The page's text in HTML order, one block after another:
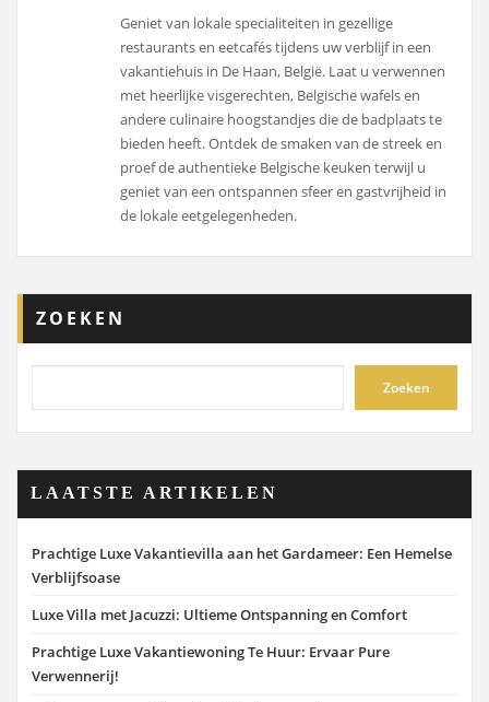
Geniet van lokale specialiteiten in gezellige
restaurants en eetcafés tijdens uw verblijf in een
vakantiehuis in De Haan, België. Laat u verwennen
met heerlijke visgerechten, Belgische wafels en
andere culinaire hoogstandjes die de badplaats te
bieden heeft. Ontdek de smaken van de streek en
proef de authentieke Belgische keuken terwijl u
geniet van een ontspannen sfeer en gastvrijheid in
de lokale eetgelegenheden.
ZOEKEN
Zoeken
LAATSTE ARTIKELEN
Prachtige Luxe Vakantievilla aan het Gardameer: Een Hemelse
Verblijfsoase
Luxe Villa met Jacuzzi: Ultieme Ontspanning en Comfort
Prachtige Luxe Vakantiewoning Te Huur: Ervaar Pure
Verwennerij!